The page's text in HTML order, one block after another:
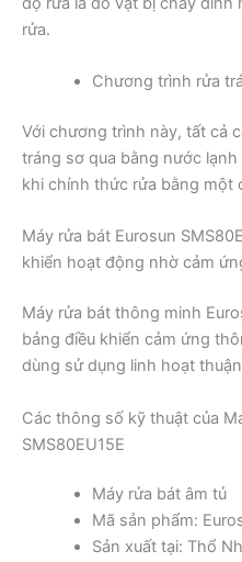
rửa.
Chương trình rửa
Với chương trình này, tất cả
tráng sơ qua bằng nước
khi chính thức rửa bằng một
Máy rửa bát Eurosun
khiển hoạt động nhờ cảm
Máy rửa bát thông minh
bảng điều khiển cảm ứng
dùng sử dụng linh hoạt
Các thông số kỹ thuật của
SMS80EU15E
Máy rửa bát âm tủ
Mã sản phẩm:
Sản xuất tại: Thổ